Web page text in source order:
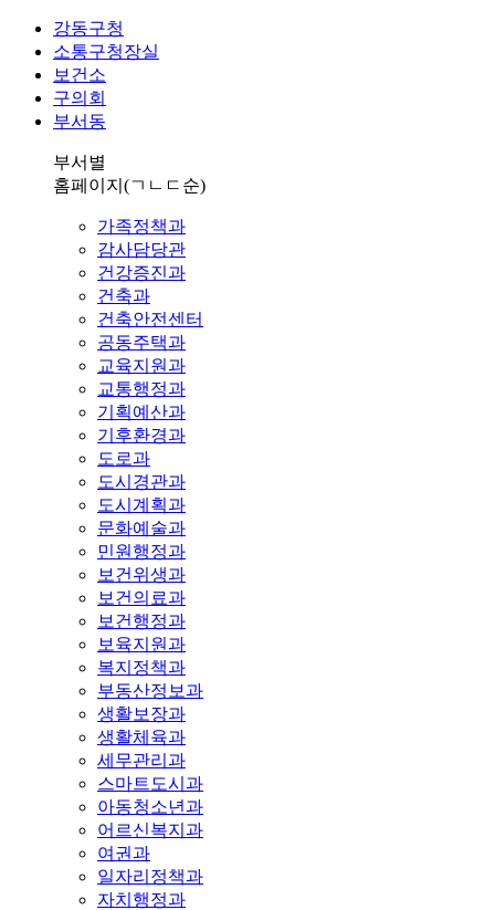
강동구청
소통구청장실
보건소
구의회
부서동
부서별
홈페이지 (ㄱㄴㄷ순)
가족정책과
감사담당관
건강증진과
건축과
건축안전센터
공동주택과
교육지원과
교통행정과
기획예산과
기후환경과
도로과
도시경관과
도시계획과
문화예술과
민원행정과
보건위생과
보건의료과
보건행정과
보육지원과
복지정책과
부동산정보과
생활보장과
생활체육과
세무관리과
스마트도시과
아동청소년과
어르신복지과
여권과
일자리정책과
자치행정과